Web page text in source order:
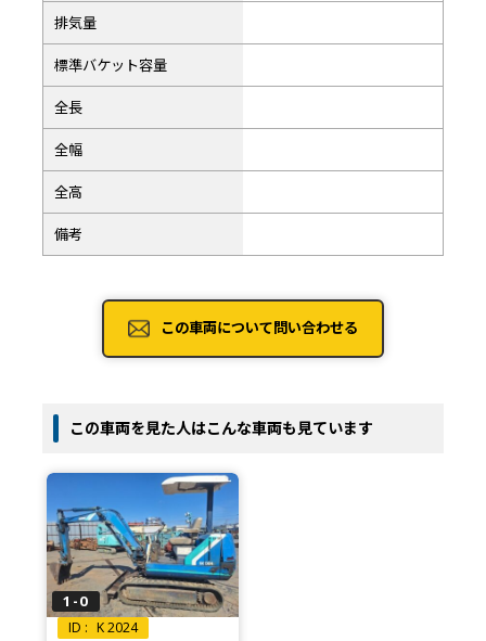
排気量
標準バケット容量
全長
全幅
全高
備考
この車両について問い合わせる
この車両を見た人はこんな車両も見ています
1-0
K 2024